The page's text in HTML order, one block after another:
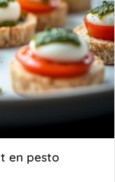
en pesto